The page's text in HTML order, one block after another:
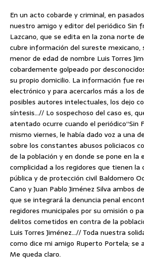
En un acto cobarde y criminal, en
nuestro amigo y editor del periódico Sin
Lazcano, que se edita en la zona norte
cubre información del sureste mexicano,
menor de edad de nombre Luis Torres
cobardemente golpeado por
su propio domicilio. La información fue
electrónico y para acercarlos más a los
posibles autores intelectuales, los dejo
síntesis…// Lo sospechoso del caso es,
atentado ocurre cuando el periódico“Sin
mismo viernes, le había dado voz a una
sobre los constantes abusos policiacos
de la población y en donde se pone en la
complicidad a los regidores que tienen la
pública y de protección civil Baldomero
Cano y Juan Pablo Jiménez Silva ambos
que se integrará la denuncia penal
regidores municipales por su omisión o
delitos cometidos en contra de la
Luis Torres Jiménez…// Toda nuestra
como dice mi amigo Ruperto Portela; se
Me queda claro.